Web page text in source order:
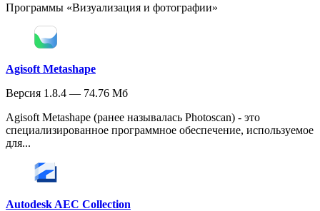
Программы «Визуализация и фотографии»
Agisoft Metashape
Версия 1.8.4 — 74.76 Мб
Agisoft Metashape (ранее называлась Photoscan) - это
специализированное программное обеспечение, используемое
для...
Autodesk AEC Collection